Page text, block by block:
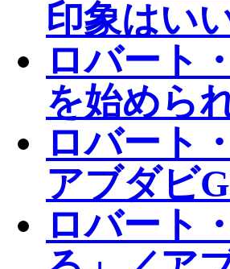
印象はいい
ロバート
を始めら
ロバート
アブダビ
ロバート